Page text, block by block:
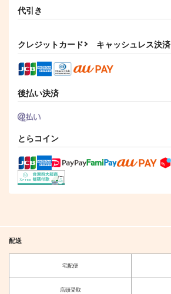
の軍装
シオサイ。
1,100円（税込）
代引き
クレジットカード キャッシュレス決済
後払い決済
とらコイン
配送
宅配便
店頭受取